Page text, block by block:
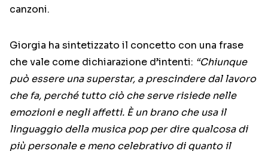
canzoni.
Giorgia ha sintetizzato il concetto con una frase
che vale come dichiarazione d’intenti: “Chiunque
può essere una superstar, a prescindere dal lavoro
che fa, perché tutto ciò che serve risiede nelle
emozioni e negli affetti. È un brano che usa il
linguaggio della musica pop per dire qualcosa di
più personale e meno celebrativo di quanto il